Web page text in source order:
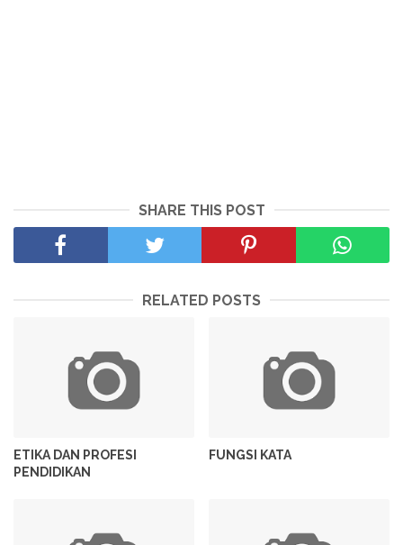
SHARE THIS POST
RELATED POSTS
ETIKA DAN PROFESI
PENDIDIKAN
FUNGSI KATA